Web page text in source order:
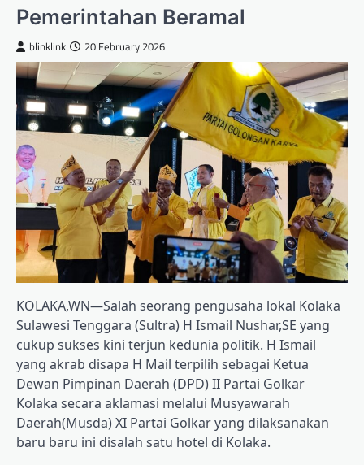
Pemerintahan Beramal
blinklink 20 February 2026
KOLAKA,WN—Salah seorang pengusaha lokal Kolaka
Sulawesi Tenggara (Sultra) H Ismail Nushar,SE yang
cukup sukses kini terjun kedunia politik. H Ismail
yang akrab disapa H Mail terpilih sebagai Ketua
Dewan Pimpinan Daerah (DPD) II Partai Golkar
Kolaka secara aklamasi melalui Musyawarah
Daerah(Musda) XI Partai Golkar yang dilaksanakan
baru baru ini disalah satu hotel di Kolaka.